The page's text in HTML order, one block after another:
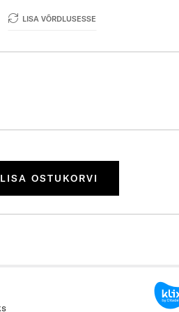
LISA VÕRDLUSESSE
LISA OSTUKORVI